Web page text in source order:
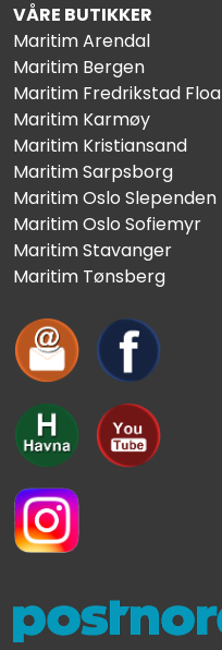
VÅRE BUTIKKER
Maritim Arendal
Maritim Bergen
Maritim Fredrikstad Floa
Maritim Karmøy
Maritim Kristiansand
Maritim Sarpsborg
Maritim Oslo Slependen
Maritim Oslo Sofiemyr
Maritim Stavanger
Maritim Tønsberg